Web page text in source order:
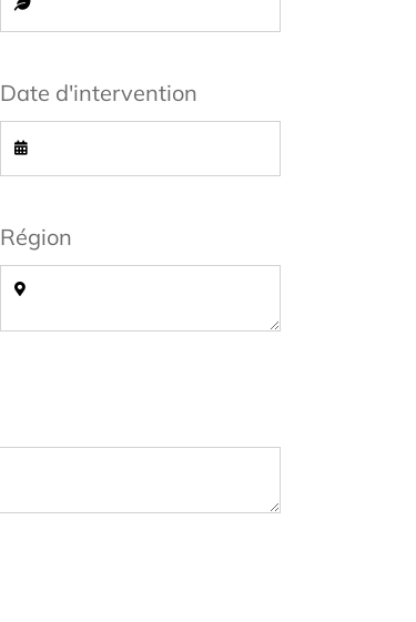
Date d'intervention
Région